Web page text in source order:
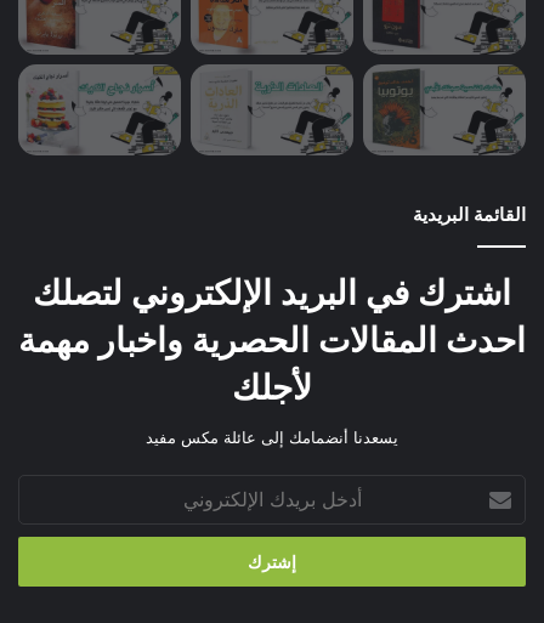
القائمة البريدية
اشترك في البريد الإلكتروني لتصلك
احدث المقالات الحصرية واخبار مهمة
لأجلك
يسعدنا أنضمامك إلى عائلة مكس مفيد
بريدك
الإلكتروني